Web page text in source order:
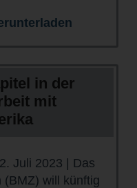
in der
mit
Juli 2023 | Das
(BMZ) will künftig